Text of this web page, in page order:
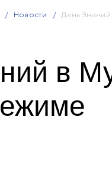
Новости День
в